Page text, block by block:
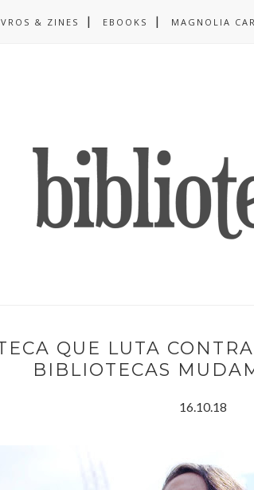
& ZINES EBOOKS MAGNOLIA
QUE LUTA
BIBLIOTECAS
16.10.18